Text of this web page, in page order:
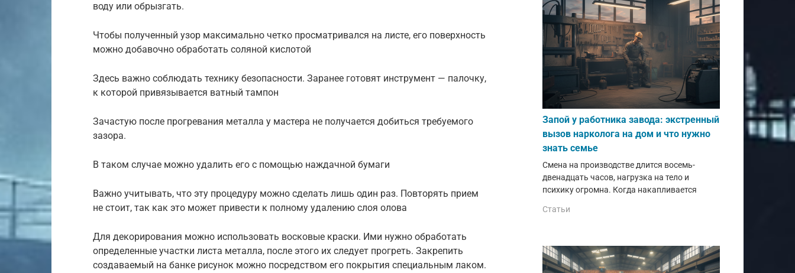
воду или обрызгать.
Чтобы полученный узор максимально четко просматривался на листе, его поверхность
можно добавочно обработать соляной кислотой
Здесь важно соблюдать технику безопасности. Заранее готовят инструмент — палочку,
к которой привязывается ватный тампон
Зачастую после прогревания металла у мастера не получается добиться требуемого
зазора.
В таком случае можно удалить его с помощью наждачной бумаги
Важно учитывать, что эту процедуру можно сделать лишь один раз. Повторять прием
не стоит, так как это может привести к полному удалению слоя олова
Для декорирования можно использовать восковые краски. Ими нужно обработать
определенные участки листа металла, после этого их следует прогреть. Закрепить
создаваемый на банке рисунок можно посредством его покрытия специальным лаком.
Запой у работника завода: экстренный
вызов нарколога на дом и что нужно
знать семье
Смена на производстве длится восемь-
двенадцать часов, нагрузка на тело и
психику огромна. Когда накапливается
Статьи